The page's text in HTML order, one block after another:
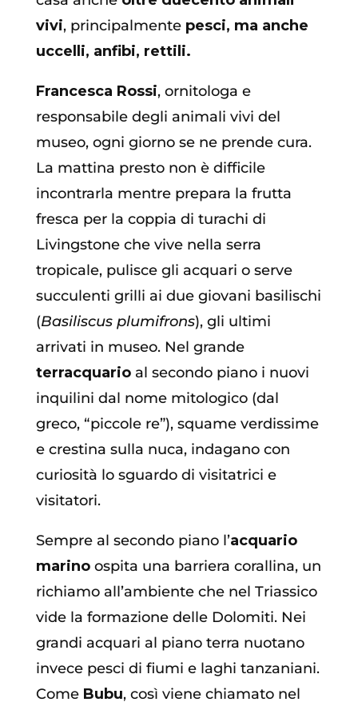
vivi, principalmente pesci, ma anche
uccelli, anfibi, rettili.
Francesca Rossi, ornitologa e
responsabile degli animali vivi del
museo, ogni giorno se ne prende cura.
La mattina presto non è difficile
incontrarla mentre prepara la frutta
fresca per la coppia di turachi di
Livingstone che vive nella serra
tropicale, pulisce gli acquari o serve
succulenti grilli ai due giovani basilischi
(Basiliscus plumifrons), gli ultimi
arrivati in museo. Nel grande
terracquario al secondo piano i nuovi
inquilini dal nome mitologico (dal
greco, “piccole re”), squame verdissime
e crestina sulla nuca, indagano con
curiosità lo sguardo di visitatrici e
visitatori.
Sempre al secondo piano l’acquario
marino ospita una barriera corallina, un
richiamo all’ambiente che nel Triassico
vide la formazione delle Dolomiti. Nei
grandi acquari al piano terra nuotano
invece pesci di fiumi e laghi tanzaniani.
Come Bubu, così viene chiamato nel